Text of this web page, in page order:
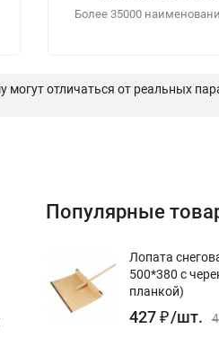
Более 35000
отличаться от реальных
Популярные
Лопата
500*380 с
планкой)
427₽/шт.